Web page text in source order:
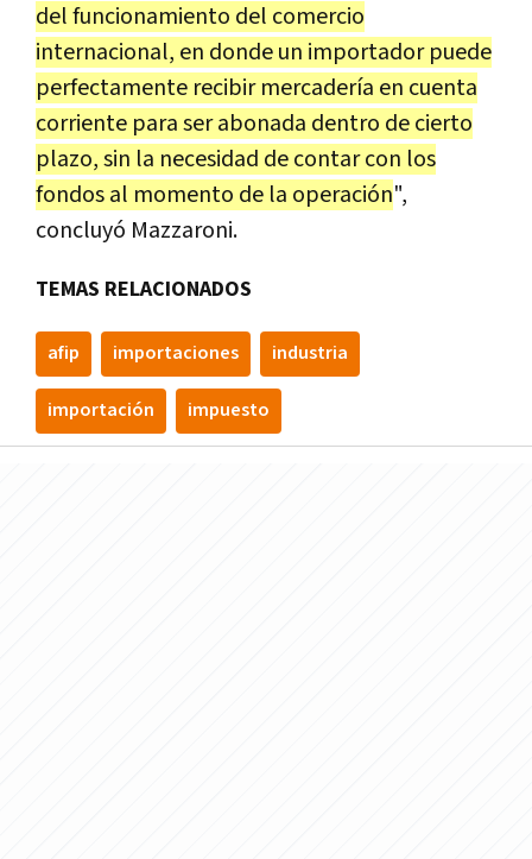
del funcionamiento del comercio
internacional, en donde un importador puede
perfectamente recibir mercadería en cuenta
corriente para ser abonada dentro de cierto
plazo, sin la necesidad de contar con los
fondos al momento de la operación",
concluyó Mazzaroni.
TEMAS RELACIONADOS
afip importaciones industria
importación impuesto